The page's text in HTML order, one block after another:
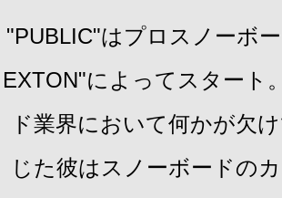
"PUBLIC"はプロスノーボ
EXTON"によってスタート
ド業界において何かが欠
じた彼はスノーボードの